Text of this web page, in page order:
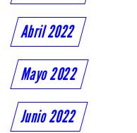
Abril 2022
Mayo 2022
Junio 2022